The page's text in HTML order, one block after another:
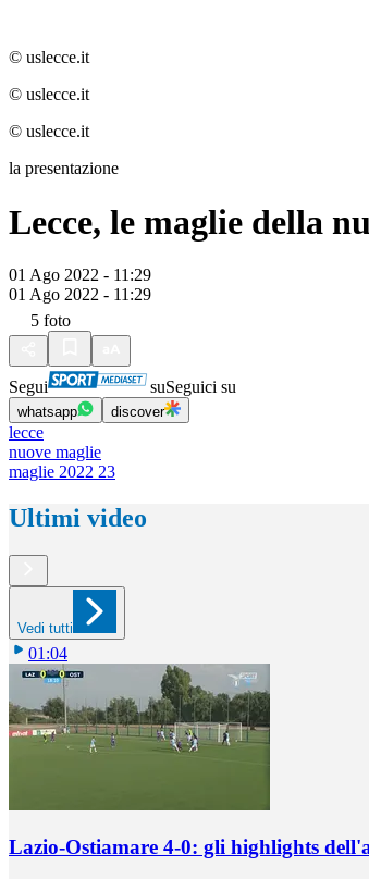
© uslecce.it
© uslecce.it
© uslecce.it
la presentazione
Lecce, le maglie della
01 Ago 2022 - 11:29
01 Ago 2022 - 11:29
5 foto
Segui suSeguici su
whatsapp discover
lecce
nuove maglie
maglie 2022 23
Ultimi video
Vedi tutti
01:04
Lazio-Ostiamare 4-0: gli highlights